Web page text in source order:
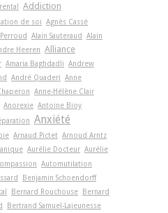
Addiction
de soi Agnès Cassé
Alain Sauteraud
Alain
Heeren Alliance
Amaria Baghdadli Andrew
André Quaderi Anne
Anne-Hélène Clair
Anorexie Antoine Bioy
Anxiété
Arnaud Pictet Arnoud Arntz
Aurélie Docteur Aurélie
Automutilation
Benjamin Schoendorff
Bernard Rouchouse
Bernard
Bertrand Samuel-Lajeunesse